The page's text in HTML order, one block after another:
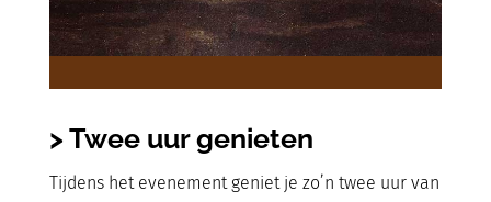
> Twee uur genieten
Tijdens het evenement geniet je zo’n twee uur van